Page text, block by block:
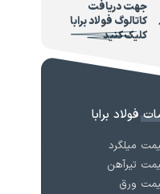
جهت دریافت
کاتالوگ فولاد برابا
کلیک کنید
فولاد برابا
میلگرد
تیرآهن
ورق